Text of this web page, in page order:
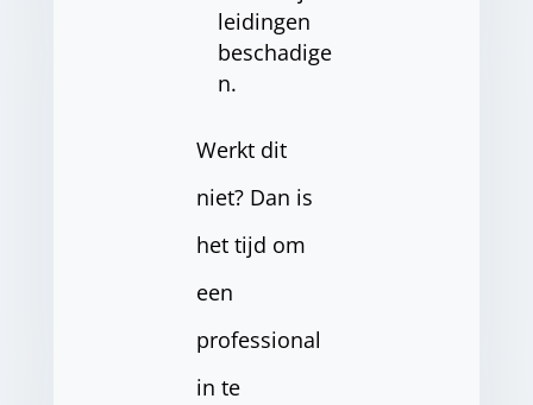
leidingen
beschadige
n.
Werkt dit
niet? Dan is
het tijd om
een
professional
in te